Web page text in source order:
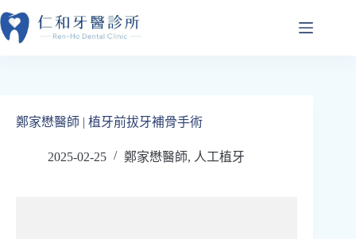
跳
至
鄭家懋醫師 | 植牙前拔牙補骨手術
2025-02-25 鄭家懋醫師, 人工植牙